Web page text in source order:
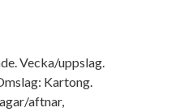
Vecka/uppslag.
Kartong.
aftnar,